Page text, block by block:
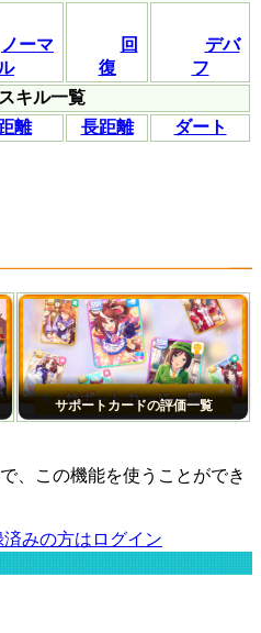
ノーマ
回
復
デバ
フ
キル一覧
離 長距離
ダート
サポートカードの評価一覧
、この機能を使うことができ
済みの方はログイン